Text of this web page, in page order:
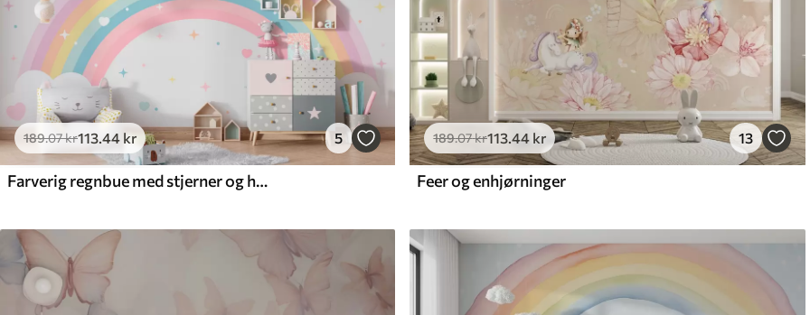
189.07kr113.44 kr 5
Farverig regnbue med stjerner og hjerter skandinavisk stil
189.07kr113.44 kr 13
Feer og enhjørninger